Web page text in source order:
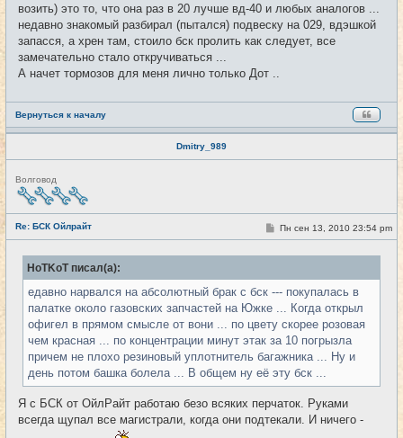
возить) это то, что она раз в 20 лучше вд-40 и любых аналогов ...
недавно знакомый разбирал (пытался) подвеску на 029, вдэшкой
запасся, а хрен там, стоило бск пролить как следует, все
замечательно стало откручиваться ...
А начет тормозов для меня лично только Дот ..
Вернуться к началу
Dmitry_989
Н
е
в
т
и
Волговод
Re: БСК Ойлрайт #36
С
о
е
н
е
Пн сен 13, 2010 23:54 pm
HoTKoT писал(а):
едавно нарвался на абсолютный брак с бск --- покупалась в
палатке около газовских запчастей на Южке ... Когда открыл
офигел в прямом смысле от вони ... по цвету скорее розовая
чем красная ... по концентрации минут этак за 10 погрызла
причем не плохо резиновый уплотнитель багажника ... Ну и
день потом башка болела ... В общем ну её эту бск ...
Я с БСК от ОйлРайт работаю безо всяких перчаток. Руками
всегда щупал все магистрали, когда они подтекали. И ничего -